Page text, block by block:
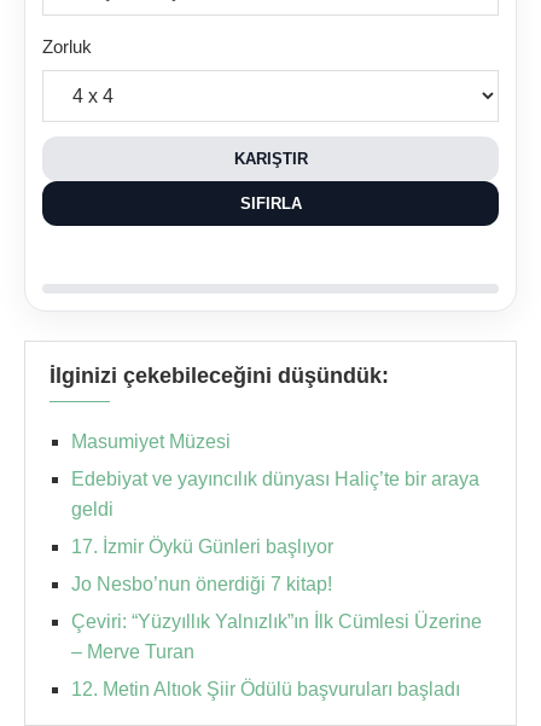
Zorluk
KARIŞTIR
SIFIRLA
İlginizi çekebileceğini düşündük:
Masumiyet Müzesi
Edebiyat ve yayıncılık dünyası Haliç’te bir araya
geldi
17. İzmir Öykü Günleri başlıyor
Jo Nesbo’nun önerdiği 7 kitap!
Çeviri: “Yüzyıllık Yalnızlık”ın İlk Cümlesi Üzerine
– Merve Turan
12. Metin Altıok Şiir Ödülü başvuruları başladı